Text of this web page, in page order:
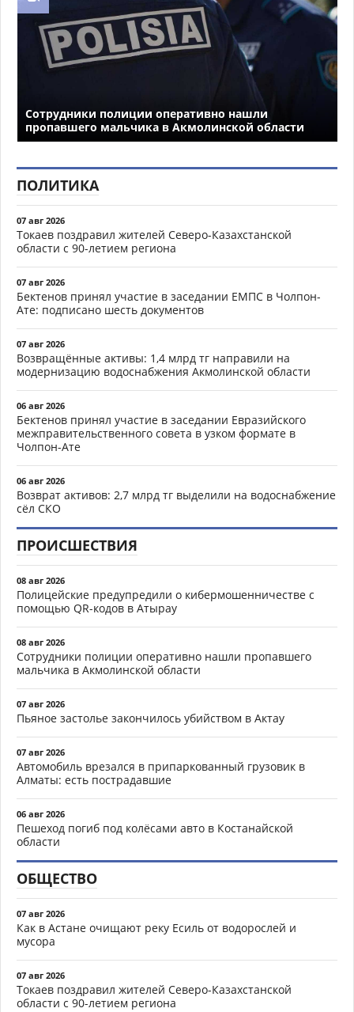
Сотрудники полиции оперативно нашли
пропавшего мальчика в Акмолинской области
ПОЛИТИКА
07 авг 2026
Токаев поздравил жителей Северо-Казахстанской
области с 90-летием региона
07 авг 2026
Бектенов принял участие в заседании ЕМПС в Чолпон-
Ате: подписано шесть документов
07 авг 2026
Возвращённые активы: 1,4 млрд тг направили на
модернизацию водоснабжения Акмолинской области
06 авг 2026
Бектенов принял участие в заседании Евразийского
межправительственного совета в узком формате в
Чолпон-Ате
06 авг 2026
Возврат активов: 2,7 млрд тг выделили на водоснабжение
сёл СКО
ПРОИСШЕСТВИЯ
08 авг 2026
Полицейские предупредили о кибермошенничестве с
помощью QR-кодов в Атырау
08 авг 2026
Сотрудники полиции оперативно нашли пропавшего
мальчика в Акмолинской области
07 авг 2026
Пьяное застолье закончилось убийством в Актау
07 авг 2026
Автомобиль врезался в припаркованный грузовик в
Алматы: есть пострадавшие
06 авг 2026
Пешеход погиб под колёсами авто в Костанайской
области
ОБЩЕСТВО
07 авг 2026
Как в Астане очищают реку Есиль от водорослей и
мусора
07 авг 2026
Токаев поздравил жителей Северо-Казахстанской
области с 90-летием региона